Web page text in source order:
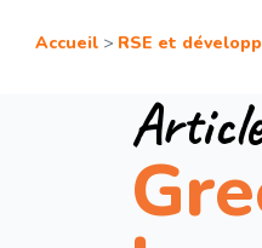
Accueil> RSE et
Article